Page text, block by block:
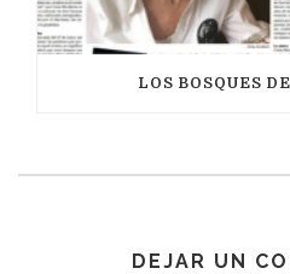
LOS BOSQUES
DEJAR UN